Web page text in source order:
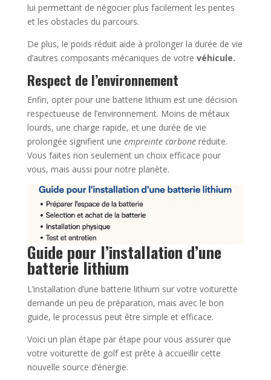
lui permettant de négocier plus facilement les pentes
et les obstacles du parcours.
De plus, le poids réduit aide à prolonger la durée de vie
d’autres composants mécaniques de votre véhicule.
Respect de l’environnement
Enfin, opter pour une batterie lithium est une décision
respectueuse de l’environnement. Moins de métaux
lourds, une charge rapide, et une durée de vie
prolongée signifient une empreinte carboneréduite.
Vous faites non seulement un choix efficace pour
vous, mais aussi pour notre planète.
Guide pour l’installation d’une
batterie lithium
L’installation d’une batterie lithium sur votre voiturette
demande un peu de préparation, mais avec le bon
guide, le processus peut être simple et efficace.
Voici un plan étape par étape pour vous assurer que
votre voiturette de golf est prête à accueillir cette
nouvelle source d’énergie.